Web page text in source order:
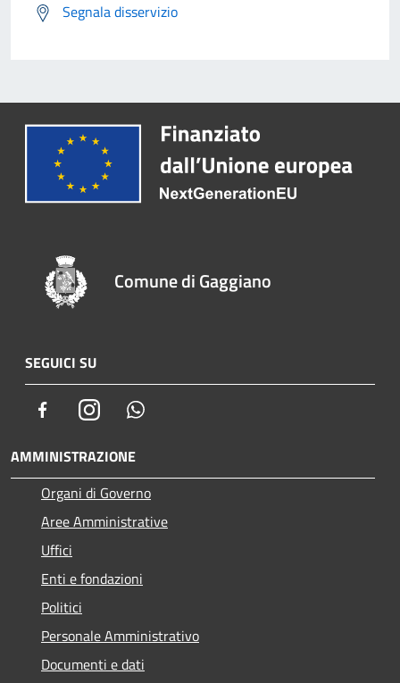
Segnala disservizio
Comune di Gaggiano
SEGUICI SU
FacebookInstagram
AMMINISTRAZIONE
Organi di Governo
Aree Amministrative
Uffici
Enti e fondazioni
Politici
Personale Amministrativo
Documenti e dati